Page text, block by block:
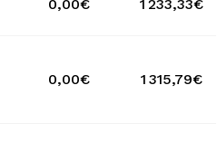
0,00€ 1 233,33€
0,00€ 1 315,79€